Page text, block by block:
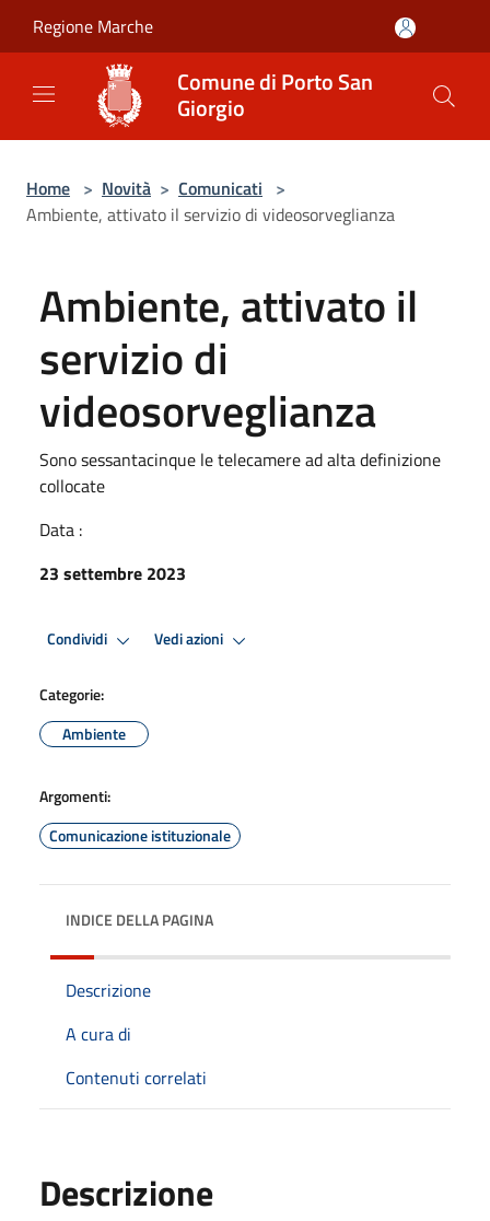
Regione Marche
Comune di Porto San
Giorgio
Home > Novità > Comunicati >
Ambiente, attivato il servizio di videosorveglianza
Ambiente, attivato il
servizio di
videosorveglianza
Sono sessantacinque le telecamere ad alta definizione
collocate
Data :
23 settembre 2023
Condividi Vedi azioni
Categorie:
Ambiente
Argomenti:
Comunicazione istituzionale
INDICE DELLA PAGINA
Descrizione
A cura di
Contenuti correlati
Descrizione